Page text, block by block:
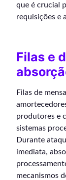
que é crucial
requisições e
Filas e
Filas de
produtores e
sistemas
Durante
imediata,
mecanismos